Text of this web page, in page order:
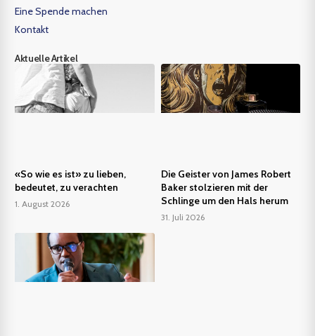
Eine Spende machen
Kontakt
Aktuelle Artikel
«So wie es ist» zu lieben,
bedeutet, zu verachten
1. August 2026
Die Geister von James Robert
Baker stolzieren mit der
Schlinge um den Hals herum
31. Juli 2026